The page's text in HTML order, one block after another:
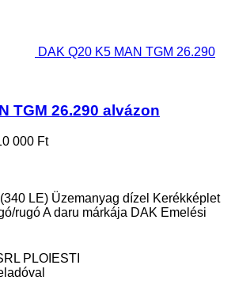
DAK Q20 K5 MAN TGM 26.290
TGM 26.290 alvázon
000 Ft
LE) Üzemanyag dízel Kerékképlet
rugóA daru márkája DAK Emelési
PLOIESTI